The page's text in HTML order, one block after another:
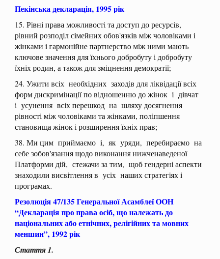
Пекінська декларація, 1995 рік
15. Рівні права можливості та доступ до ресурсів,
рівний розподіл сімейних обов'язків між чоловіками і
жінками і гармонійне партнерство між ними мають
ключове значення для їхнього добробуту і добробуту
їхніх родин, а також для зміцнення демократії;
24. Ужити всіх необхідних заходів для ліквідації всіх
форм дискримінації по відношенню до жінок і дівчат
і усунення всіх перешкод на шляху досягнення
рівності між чоловіками та жінками, поліпшення
становища жінок і розширення їхніх прав;
38. Ми цим приймаємо і, як уряди, перебираємо на
себе зобов'язання щодо виконання нижченаведеної
Платформи дій, стежачи за тим, щоб гендерні аспекти
знаходили висвітлення в усіх наших стратегіях і
програмах.
Резолюція 47/135 Генеральної Асамблеї ООН
“Декларація про права осіб, що належать до
національних або етнічних, релігійних та мовних
меншин”, 1992 рік
Стаття 1.